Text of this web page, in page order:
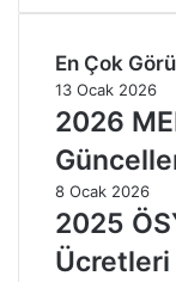
En Çok
13 Ocak 2026
2026
8 Ocak 2026
2025